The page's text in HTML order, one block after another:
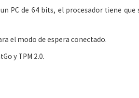
PC de 64 bits, el procesador tiene que
el modo de espera conectado.
y TPM 2.0.